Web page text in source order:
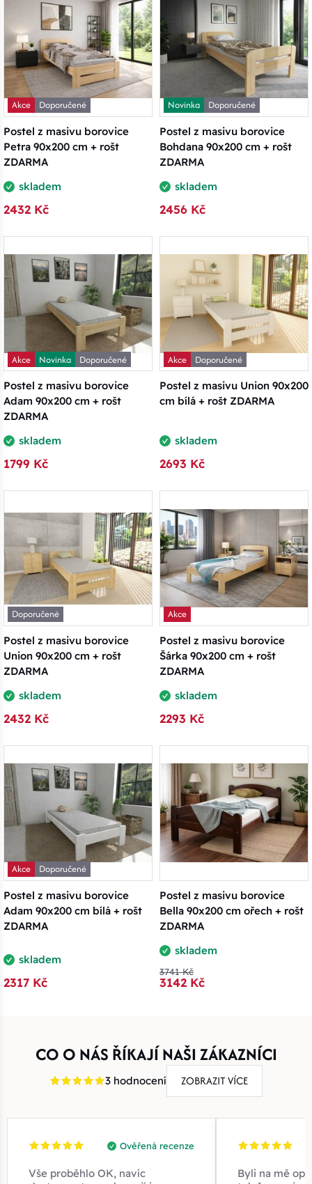
Akce
Doporučené
Postel z masivu borovice
Petra 90x200 cm + rošt
ZDARMA
skladem
2432 Kč
Novinka
Doporučené
Postel z masivu borovice
Bohdana 90x200 cm + rošt
ZDARMA
skladem
2456 Kč
Akce Novinka
Doporučené
Postel z masivu borovice
Adam 90x200 cm + rošt
ZDARMA
skladem
1799 Kč
Akce
Doporučené
Postel z masivu Union 90x200
cm bílá + rošt ZDARMA
skladem
2693 Kč
Doporučené
Postel z masivu borovice
Union 90x200 cm + rošt
ZDARMA
skladem
2432 Kč
Akce
Postel z masivu borovice
Šárka 90x200 cm + rošt
ZDARMA
skladem
2293 Kč
Akce
Doporučené
Postel z masivu borovice
Adam 90x200 cm bílá + rošt
ZDARMA
skladem
2317 Kč
Postel z masivu borovice
Bella 90x200 cm ořech + rošt
ZDARMA
skladem
3741 Kč
3142 Kč
CO O NÁS ŘÍKAJÍ NAŠI ZÁKAZNÍCI
3 hodnocení ZOBRAZIT VÍCE
Ověřená recenze
Vše proběhlo OK, navíc
Byli na mě